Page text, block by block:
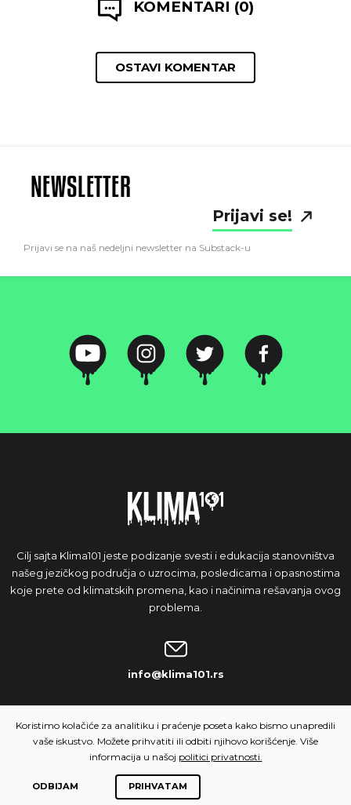
KOMENTARI (0)
OSTAVI KOMENTAR
NEWSLETTER
Prijavi se!
Prijavi se na naš nedeljni newsletter na Substack-u
Cilj sajta Klima101 jeste podizanje svesti i edukacija stanovništva
našeg jezičkog područja o uzrocima, posledicama i opasnostima
koje prete od klimatskih promena, kao i načinima rešavanja ovog
problema.
info@klima101.rs
NAŠA IDEJA
Koristimo kolačiće za analitiku i praćenje poseta kako bismo unapredili
vaše iskustvo. Možete prihvatiti ili odbiti njihovo korišćenje. Više
informacija u našoj politici privatnosti.
ODBIJAM PRIHVATAM